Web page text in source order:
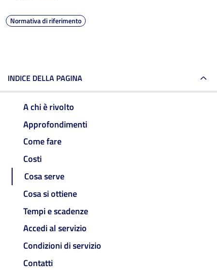
Normativa di riferimento
INDICE DELLA PAGINA
A chi è rivolto
Approfondimenti
Come fare
Costi
Cosa serve
Cosa si ottiene
Tempi e scadenze
Accedi al servizio
Condizioni di servizio
Contatti